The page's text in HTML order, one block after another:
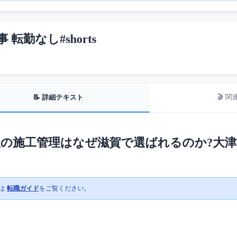
転勤なし#shorts
📝 詳細テキスト 🎬 関
施工管理はなぜ滋賀で選ばれるのか?大
転職ガイドをご覧ください。